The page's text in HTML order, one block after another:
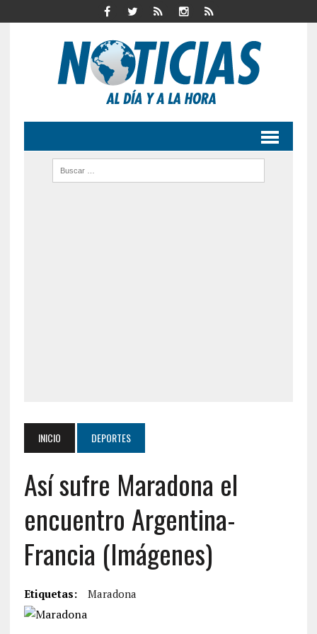
INICIO DEPORTES
Así sufre Maradona el
encuentro Argentina-
Francia (Imágenes)
Etiquetas: Maradona